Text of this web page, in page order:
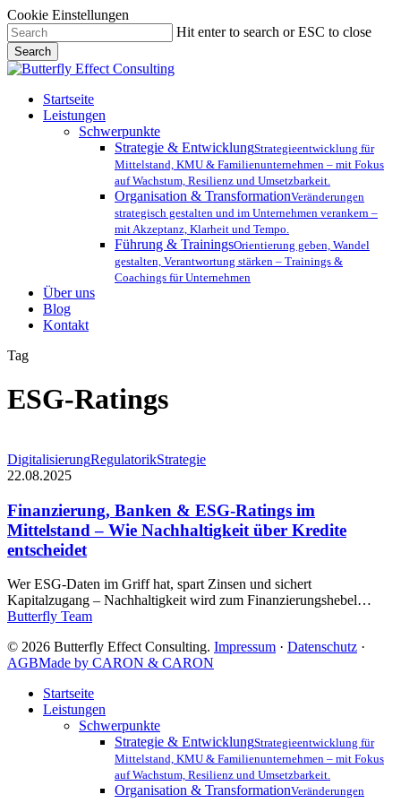
Cookie Einstellungen
Skip
to
main
content
Hit enter to search or ESC to close
Search
Close
Menu
Startseite
Leistungen
Schwerpunkte
Strategie & EntwicklungStrategieentwicklung für
Mittelstand, KMU & Familienunternehmen – mit Fokus
auf Wachstum, Resilienz und Umsetzbarkeit.
Organisation & TransformationVeränderungen
strategisch gestalten und im Unternehmen verankern –
mit Akzeptanz, Klarheit und Tempo.
Führung & TrainingsOrientierung geben, Wandel
gestalten, Verantwortung stärken – Trainings &
Coachings für Unternehmen
Über uns
Blog
Kontakt
Tag
ESG-Ratings
Finanzierung,
Banken
ESG-
Ratings
im
Mittelstand
Wie
Nachhaltigkeit
über
entscheidet
DigitalisierungRegulatorikStrategie
22.08.2025
Finanzierung, Banken & ESG-Ratings im
Mittelstand – Wie Nachhaltigkeit über Kredite
entscheidet
Wer ESG-Daten im Griff hat, spart Zinsen und sichert
Kapitalzugang – Nachhaltigkeit wird zum Finanzierungshebel…
Butterfly Team
© 2026 Butterfly Effect Consulting. Impressum · Datenschutz ·
AGBMade by CARON & CARON
Close
Menu
Startseite
Leistungen
Schwerpunkte
Strategie & EntwicklungStrategieentwicklung für
Mittelstand, KMU & Familienunternehmen – mit Fokus
auf Wachstum, Resilienz und Umsetzbarkeit.
Organisation & TransformationVeränderungen